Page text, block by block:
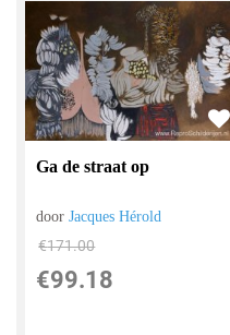
Ga de straat op
doorJacques Hérold
€171.00
€99.18